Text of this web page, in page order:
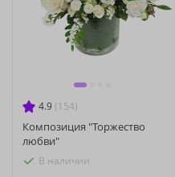
4.9 (154)
Композиция "Торжество
любви"
В наличии